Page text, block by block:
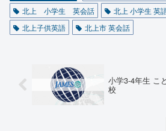
北上 小学生 英会話
北上 小学生 英
北上子供英語
北上市 英会話
小学3-4年生 こ
校